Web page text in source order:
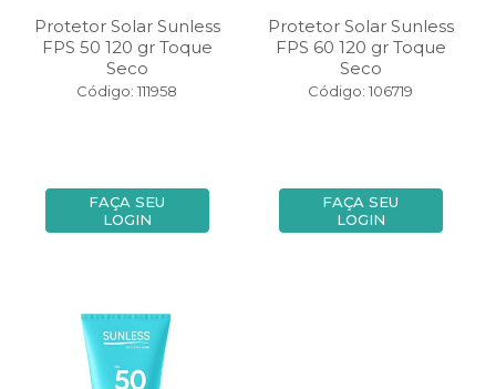
Protetor Solar Sunless
FPS 50 120 gr Toque
Seco
Código: 111958
FAÇA SEU
LOGIN
Protetor Solar Sunless
FPS 60 120 gr Toque
Seco
Código: 106719
FAÇA SEU
LOGIN